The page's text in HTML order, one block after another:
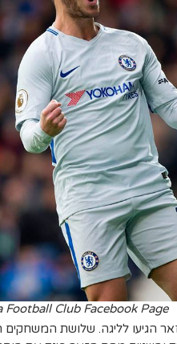
Football Club Facebook Page
הגיעו לליגה. שלושת המשחקים